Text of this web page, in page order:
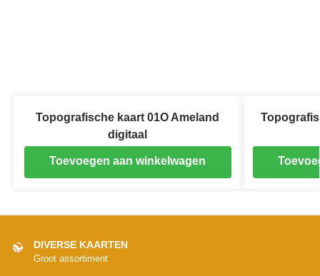
Topografische kaart 01O Ameland
digitaal
Toevoegen aan winkelwagen
DIVERSE KAARTEN
Groot assortiment